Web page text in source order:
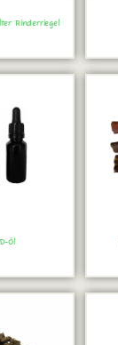
Rinderriegel
Öl